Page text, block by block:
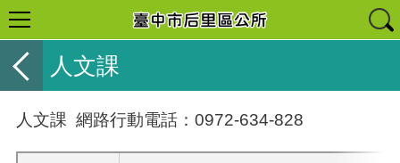
人文課
人文課 網路行動電話： 0972-634-828